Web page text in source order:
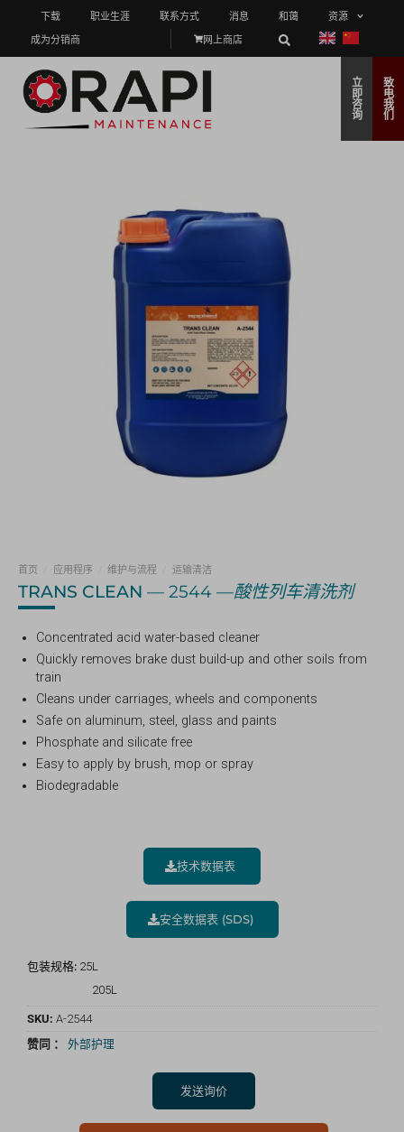
下载 职业生涯 联系方式 消息 和蔼
资源
成为分销商
网上商店
立
即
咨
询
致
电
我
们
首页 应用程序 维护与流程 运输清洁
TRANS CLEAN — 2544 —酸性列车清洗剂
Concentrated acid water-based cleaner
Quickly removes brake dust build-up and other soils from
train
Cleans under carriages, wheels and components
Safe on aluminum, steel, glass and paints
Phosphate and silicate free
Easy to apply by brush, mop or spray
Biodegradable
技术数据表
安全数据表 (SDS)
包装规格: 25L
205L
SKU: A-2544
赞同 ：
外部护理
发送询价